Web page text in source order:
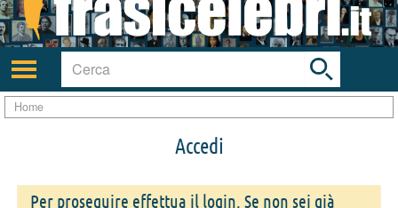
Attiva/disattiva
navigazione
Toggle
search
bar
Home
Accedi
Per proseguire effettua il login. Se non sei già